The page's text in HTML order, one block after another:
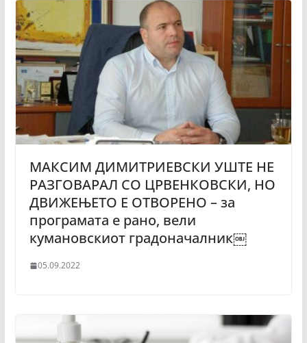
МАКСИМ ДИМИТРИЕВСКИ УШТЕ НЕ
РАЗГОВАРАЛ СО ЦРВЕНКОВСКИ, НО
ДВИЖЕЊЕТО Е ОТВОРЕНО – за
програмата е рано, вели
кумановскиот градоначалник￼
05.09.2022